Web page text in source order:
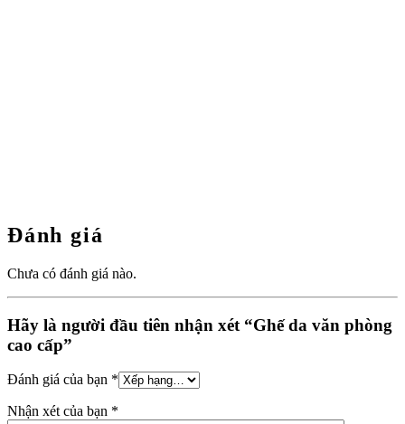
Đánh giá
Chưa có đánh giá nào.
Hãy là người đầu tiên nhận xét “Ghế da văn phòng
cao cấp”
Đánh giá của bạn *
Nhận xét của bạn *